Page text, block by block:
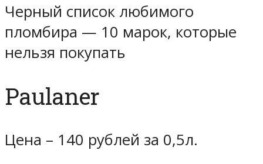
Черный список любимого
пломбира — 10 марок, которые
нельзя покупать
Paulaner
Цена – 140 рублей за 0,5л.